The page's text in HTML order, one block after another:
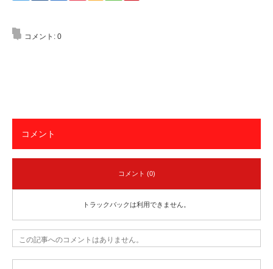
コメント: 0
コメント
コメント (0)
トラックバックは利用できません。
この記事へのコメントはありません。